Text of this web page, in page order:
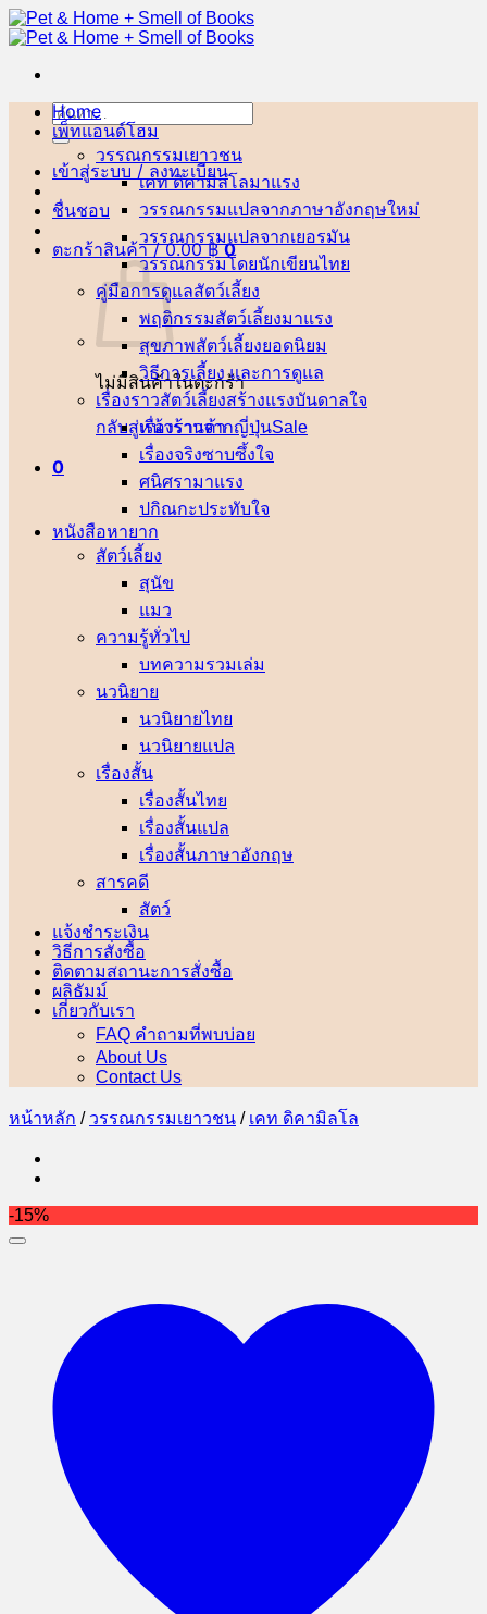
ข้าม
ไป
เนื้อหา
ค้นหา:
เข้าสู่ระบบ / ลงทะเบียน
ชื่นชอบ
ตะกร้าสินค้า /0.00฿ 0
ไม่มีสินค้าในตะกร้า
กลับสู่หน้าร้านค้า
0
Home
เพ็ทแอนด์โฮม
วรรณกรรมเยาวชน
เคท ดิคามิลโล
วรรณกรรมแปลจากภาษาอังกฤษ
วรรณกรรมแปลจากเยอรมัน
วรรณกรรมโดยนักเขียนไทย
คู่มือการดูแลสัตว์เลี้ยง
พฤติกรรมสัตว์เลี้ยง
สุขภาพสัตว์เลี้ยง
วิธีการเลี้ยง และการดูแล
เรื่องราวสัตว์เลี้ยงสร้างแรงบันดาลใจ
เรื่องราวจากญี่ปุ่น
เรื่องจริงซาบซึ้งใจ
ศนิศรา
ปกิณกะประทับใจ
หนังสือหายาก
สัตว์เลี้ยง
สุนัข
แมว
ความรู้ทั่วไป
บทความรวมเล่ม
นวนิยาย
นวนิยายไทย
นวนิยายแปล
เรื่องสั้น
เรื่องสั้นไทย
เรื่องสั้นแปล
เรื่องสั้นภาษาอังกฤษ
สารคดี
สัตว์
แจ้งชำระเงิน
วิธีการสั่งซื้อ
ติดตามสถานะการสั่งซื้อ
ผลิธัมม์
เกี่ยวกับเรา
FAQ คำถามที่พบบ่อย
About Us
Contact Us
หน้าหลัก / วรรณกรรมเยาวชน / เคท ดิคามิลโล
-15%